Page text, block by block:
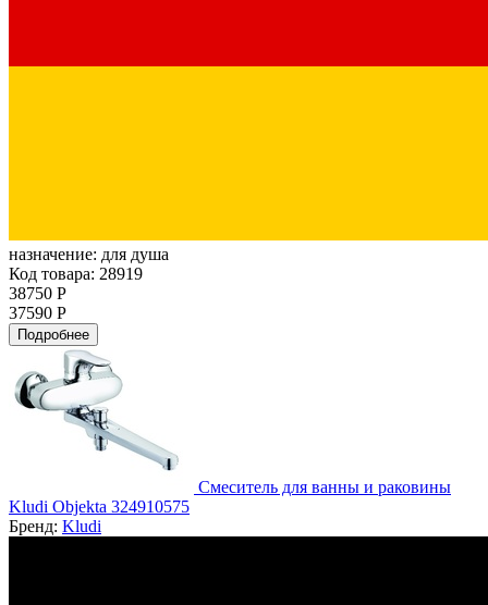
назначение: для душа
Код товара: 28919
38750 Р
37590 Р
Подробнее
Смеситель для ванны и раковины
Kludi Objekta 324910575
Бренд: Kludi